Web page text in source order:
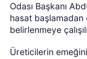
Odası Başkanı
hasat
belirlenmeye
Üreticilerin